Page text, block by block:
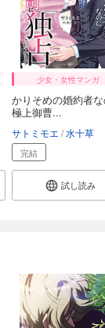
試し読み
妻が息子を誘拐しましたー従順なサレ夫の復讐ー【フルカラー】【タテヨミ】(24)
カート
試し読み
妻が息子を誘拐しましたー従順なサレ夫の復讐ー【フルカラー】【タテヨミ】(26)
カート
少女・女性マンガ
かりそめの婚約者
極上御曹...
サトミモエ 水十草
完結
試し読み